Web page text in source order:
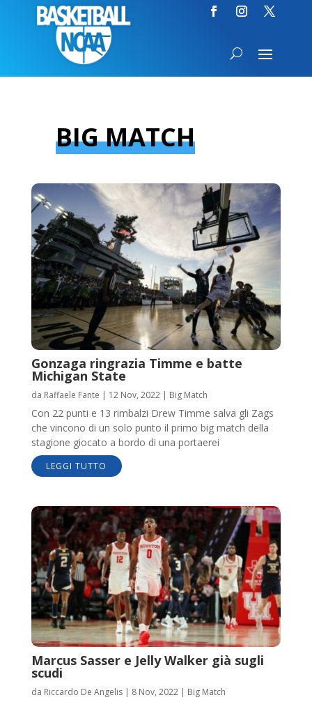
BIG MATCH
Gonzaga ringrazia Timme e batte
Michigan State
da Raffaele Fante | 12 Nov, 2022| Big Match
Con 22 punti e 13 rimbalzi Drew Timme salva gli Zags
che vincono di un solo punto il primo big match della
stagione giocato a bordo di una portaerei
LEGGI TUTTO
Marcus Sasser e Jelly Walker già sugli
scudi
da Riccardo De Angelis| 8 Nov, 2022| Big Match